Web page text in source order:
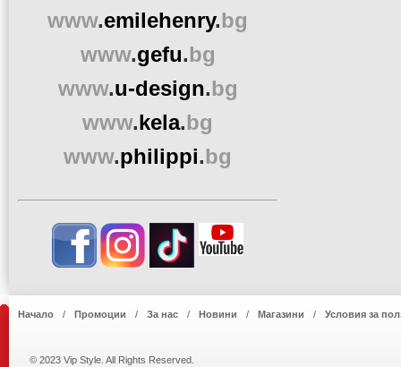
www.emilehenry.bg
www.gefu.bg
www.u-design.bg
www.kela.bg
www.philippi.bg
Начало Промоции За нас Новини Магазини Условия за
© 2023 Vip Style. All Rights Reserved.